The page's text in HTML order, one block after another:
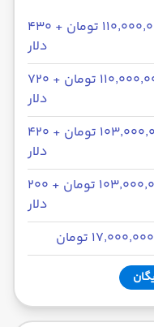
۱۱۰٬۰۰۰٬۰۰۰ تومان + ۴۳۰
دلار
۱۱۰٬۰۰۰٬۰۰۰ تومان + ۷۲۰
دلار
۱۰۳٬۰۰۰٬۰۰۰ تومان + ۴۲۰
دلار
۱۰۳٬۰۰۰٬۰۰۰ تومان + ۲۰۰
دلار
۱۷٬۰۰۰٬۰۰۰ تومان